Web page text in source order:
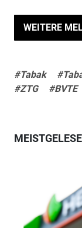
WEITERE
#Tabak
#ZTG
#BVTE